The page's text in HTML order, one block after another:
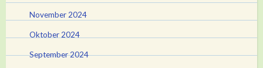
November 2024
Oktober 2024
September 2024